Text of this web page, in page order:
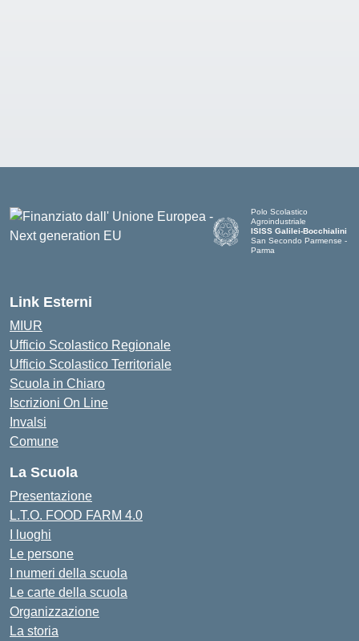
Polo Scolastico
Agroindustriale
ISISS Galilei-Bocchialini
San Secondo Parmense -
Parma
Link Esterni
MIUR
Ufficio Scolastico Regionale
Ufficio Scolastico Territoriale
Scuola in Chiaro
Iscrizioni On Line
Invalsi
Comune
La Scuola
Presentazione
L.T.O. FOOD FARM 4.0
I luoghi
Le persone
I numeri della scuola
Le carte della scuola
Organizzazione
La storia